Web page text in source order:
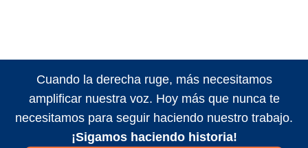
Cuando la derecha ruge, más necesitamos
amplificar nuestra voz. Hoy más que nunca te
necesitamos para seguir haciendo nuestro trabajo.
¡Sigamos haciendo historia!